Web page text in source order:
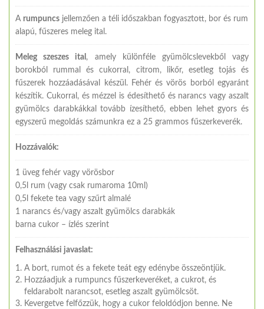
A rumpuncs jellemzően a téli időszakban fogyasztott, bor és rum
alapú, fűszeres meleg ital.
Meleg szeszes ital , amely különféle gyümölcslevekből vagy
borokból rummal és cukorral, citrom, likőr, esetleg tojás és
fűszerek hozzáadásával készül. Fehér és vörös borból egyaránt
készítik. Cukorral, és mézzel is édesíthető és narancs vagy aszalt
gyümölcs darabkákkal tovább ízesíthető, ebben lehet gyors és
egyszerű megoldás számunkra ez a 25 grammos fűszerkeverék.
Hozzávalók:
1 üveg fehér vagy vörösbor
0,5l rum (vagy csak rumaroma 10ml)
0,5l fekete tea vagy szűrt almalé
1 narancs és/vagy aszalt gyümölcs darabkák
barna cukor – ízlés szerint
Felhasználási javaslat:
A bort, rumot és a fekete teát egy edénybe összeöntjük.
Hozzáadjuk a rumpuncs fűszerkeveréket, a cukrot, és
feldarabolt narancsot, esetleg aszalt gyümölcsöt.
Kevergetve felfőzzük, hogy a cukor feloldódjon benne. Ne